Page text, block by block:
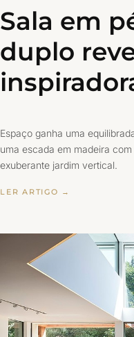
Sala em
duplo
Espaço ganha uma
uma escada em madeira
exuberante jardim vertical.
LER ARTIGO →